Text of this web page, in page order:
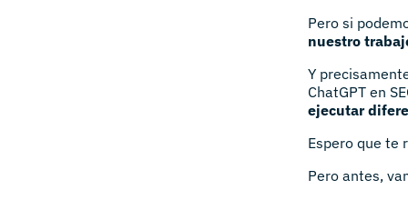
Pero si
nuestro
Y
ChatGPT en
ejecutar
Espero que te
Pero antes,